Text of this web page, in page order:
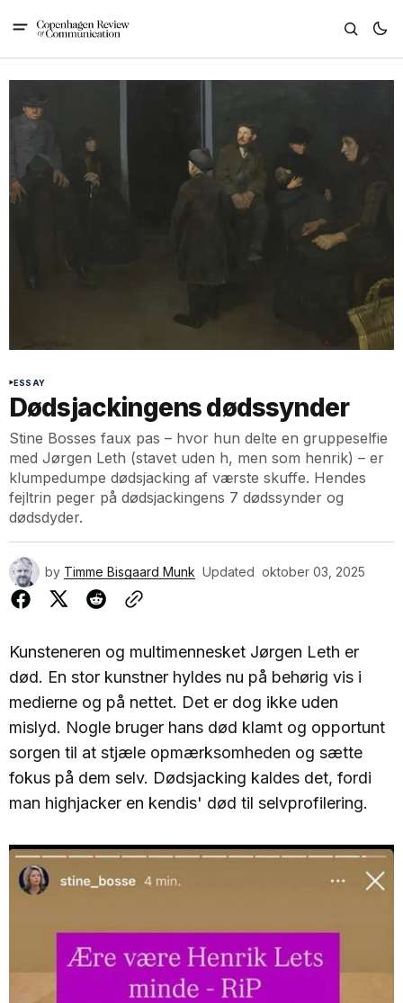
ESSAY
Dødsjackingens dødssynder
Stine Bosses faux pas – hvor hun delte en gruppeselfie
med Jørgen Leth (stavet uden h, men som henrik) – er
klumpedumpe dødsjacking af værste skuffe. Hendes
fejltrin peger på dødsjackingens 7 dødssynder og
dødsdyder.
by Timme Bisgaard Munk Updated oktober 03, 2025
Kunsteneren og multimennesket Jørgen Leth er
død. En stor kunstner hyldes nu på behørig vis i
medierne og på nettet. Det er dog ikke uden
mislyd. Nogle bruger hans død klamt og opportunt
sorgen til at stjæle opmærksomheden og sætte
fokus på dem selv. Dødsjacking kaldes det, fordi
man highjacker en kendis' død til selvprofilering.